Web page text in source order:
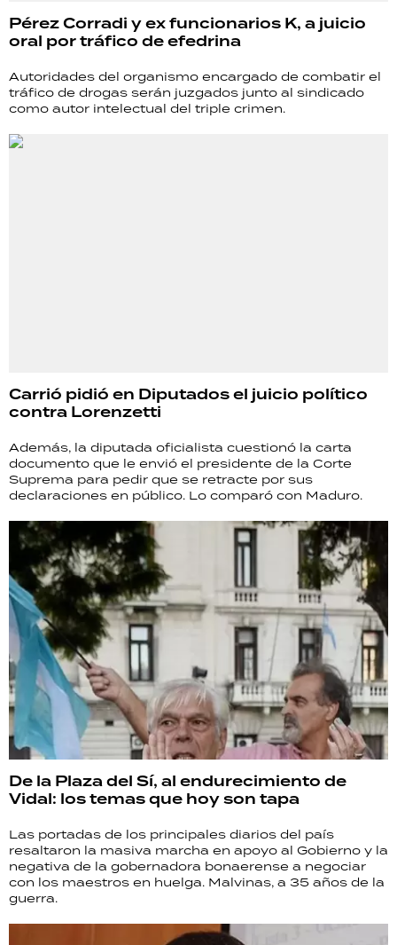
Pérez Corradi y ex funcionarios K, a juicio
oral por tráfico de efedrina
Autoridades del organismo encargado de combatir el
tráfico de drogas serán juzgados junto al sindicado
como autor intelectual del triple crimen.
Carrió pidió en Diputados el juicio político
contra Lorenzetti
Además, la diputada oficialista cuestionó la carta
documento que le envió el presidente de la Corte
Suprema para pedir que se retracte por sus
declaraciones en público. Lo comparó con Maduro.
De la Plaza del Sí, al endurecimiento de
Vidal: los temas que hoy son tapa
Las portadas de los principales diarios del país
resaltaron la masiva marcha en apoyo al Gobierno y la
negativa de la gobernadora bonaerense a negociar
con los maestros en huelga. Malvinas, a 35 años de la
guerra.